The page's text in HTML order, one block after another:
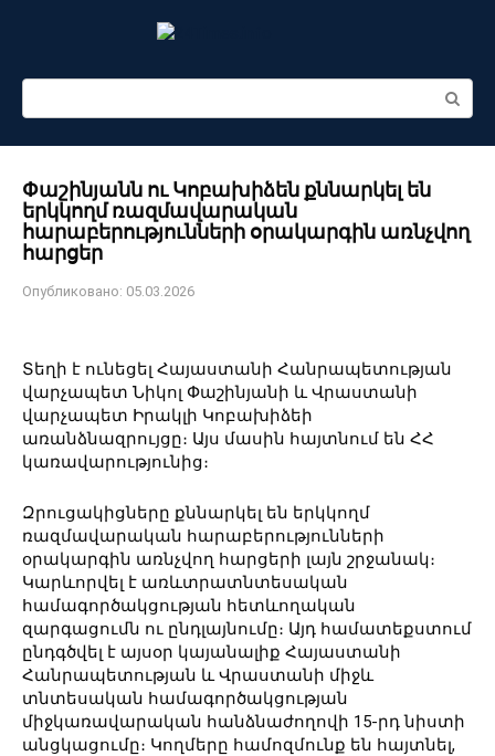
Поиск:
Փաշինյանն ու Կոբախիձեն քննարկել են
երկկողմ ռազմավարական
հարաբերությունների օրակարգին առնչվող
հարցեր
Опубликовано: 05.03.2026
Տեղի է ունեցել Հայաստանի Հանրապետության
վարչապետ Նիկոլ Փաշինյանի և Վրաստանի
վարչապետ Իրակլի Կոբախիձեի
առանձնազրույցը։ Այս մասին հայտնում են ՀՀ
կառավարությունից։
Զրուցակիցները քննարկել են երկկողմ
ռազմավարական հարաբերությունների
օրակարգին առնչվող հարցերի լայն շրջանակ։
Կարևորվել է առևտրատնտեսական
համագործակցության հետևողական
զարգացումն ու ընդլայնումը։ Այդ համատեքստում
ընդգծվել է այսօր կայանալիք Հայաստանի
Հանրապետության և Վրաստանի միջև
տնտեսական համագործակցության
միջկառավարական հանձնաժողովի 15-րդ նիստի
անցկացումը։ Կողմերը համոզմունք են հայտնել,